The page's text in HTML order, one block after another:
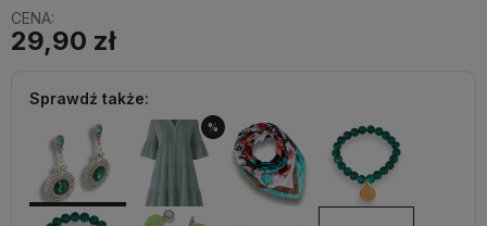
CENA:
29,90 zł
Sprawdź także:
%